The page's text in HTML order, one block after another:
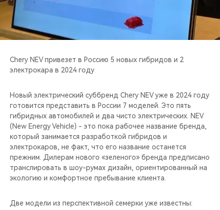
CHERY И СПОРТ
Chery NEV привезет в Россию 5 новых гибридов и 2
электрокара в 2024 году
Новый электрический суббренд Chery NEV уже в 2024 году
готовится представить в России 7 моделей. Это пять
гибридных автомобилей и два чисто электрических. NEV
(New Energy Vehicle) - это пока рабочее название бренда,
который занимается разработкой гибридов и
электрокаров, не факт, что его название останется
прежним. Дилерам нового «зеленого» бренда предписано
транслировать в шоу-румах дизайн, ориентированный на
экологию и комфортное пребывание клиента.
Две модели из перспективной семерки уже известны: